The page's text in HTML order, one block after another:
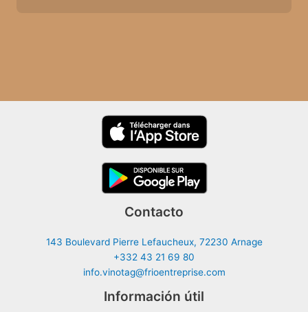
Contacto
143 Boulevard Pierre Lefaucheux, 72230 Arnage
+332 43 21 69 80
info.vinotag@frioentreprise.com
Información útil